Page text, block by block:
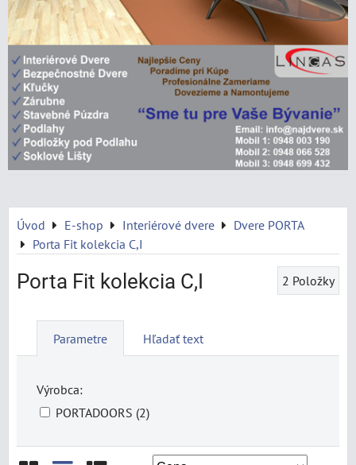
Úvod E-shop Interiérové dvere
Dvere PORTA
Porta Fit kolekcia C,I
Porta Fit kolekcia C,I 2 Položky
Parametre Hľadať text
Výrobca:
PORTADOORS (2)